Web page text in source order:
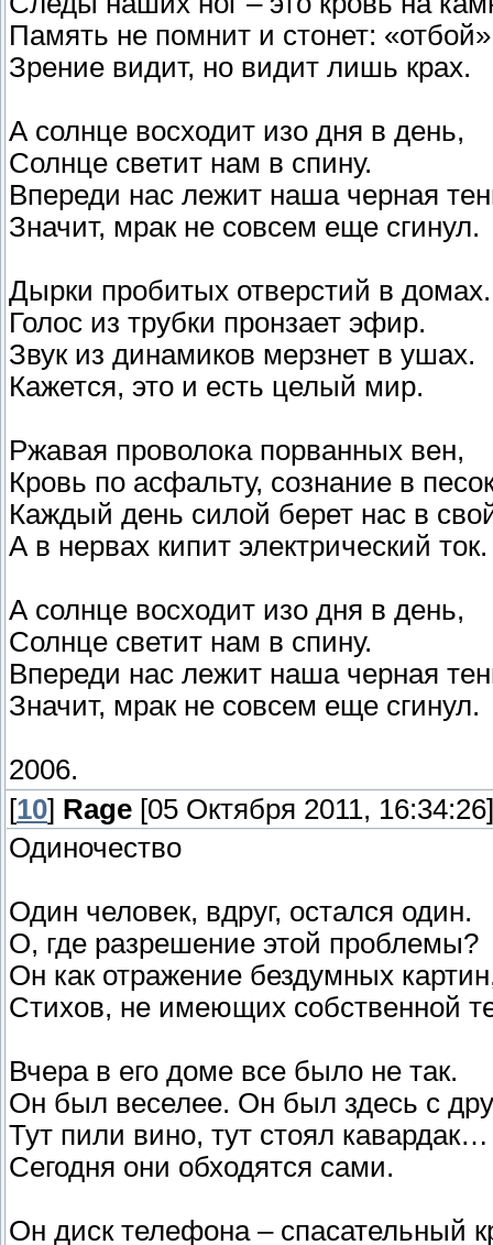
Память не помнит и стонет:
Зрение видит, но видит лишь крах.
А солнце восходит изо дня в день,
Солнце светит нам в спину.
Впереди нас лежит наша черная
Значит, мрак не совсем еще сгинул.
Дырки пробитых отверстий в домах.
Голос из трубки пронзает эфир.
Звук из динамиков мерзнет в ушах.
Кажется, это и есть целый мир.
Ржавая проволока порванных вен,
Кровь по асфальту, сознание в
Каждый день силой берет нас в
А в нервах кипит электрический ток.
А солнце восходит изо дня в день,
Солнце светит нам в спину.
Впереди нас лежит наша черная
Значит, мрак не совсем еще сгинул.
2006.
[10] Rage [05 Октября 2011, 16:34:26]
Одиночество
Один человек, вдруг, остался один.
О, где разрешение этой проблемы?
Он как отражение бездумных
Стихов, не имеющих собственной
Вчера в его доме все было не так.
Он был веселее. Он был здесь с
Тут пили вино, тут стоял кавардак…
Сегодня они обходятся сами.
Он диск телефона – спасательный